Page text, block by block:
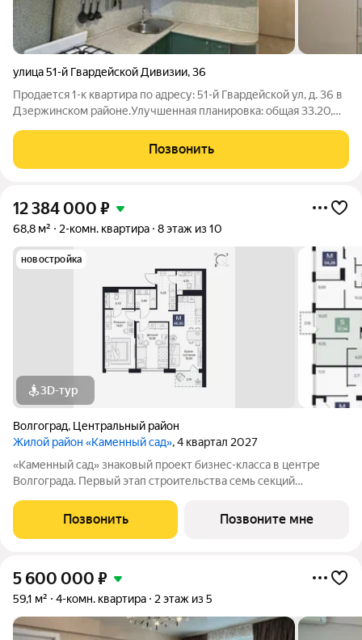
улица 51-й Гвардейской Дивизии,36
Продается 1-к квартира по адресу: 51-й Гвардейской ул, д. 36 в
Дзержинском районе.Улучшенная планировка: общая 33.20,
ламинат. Раздельный санузел. Есть застекленная пластиком
лоджия.При
Позвонить
12 384 000 ₽
68,8 м² 2-комн. квартира 8 этаж из 10
новостройка
3D-тур
Волгоград, Центральный район
Жилой район «Каменный сад», 4 квартал 2027
«Каменный сад» знаковый проект бизнес-класса в центре
Волгограда. Первый этап строительства семь секций
внутренний приватный двор, свободный от машин. С верхних
этажей открываются панорамные
Позвонить Позвоните мне
5 600 000 ₽
59,1 м² 4-комн. квартира 2 этаж из 5